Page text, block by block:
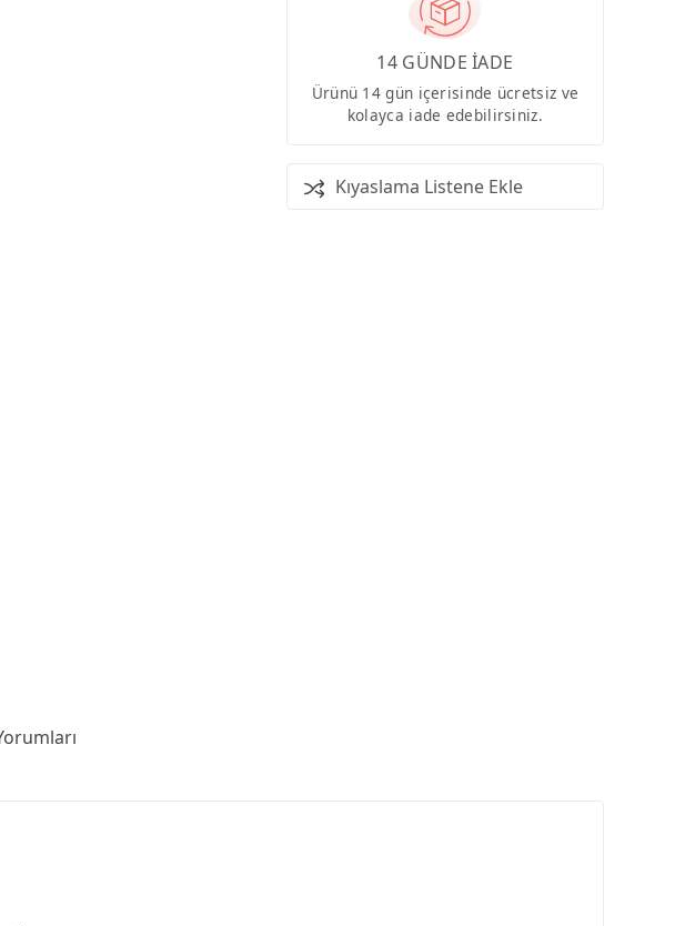
14 GÜNDE İADE
Ürünü 14 gün içerisinde ücretsiz ve
kolayca iade edebilirsiniz.
Kıyaslama Listene Ekle